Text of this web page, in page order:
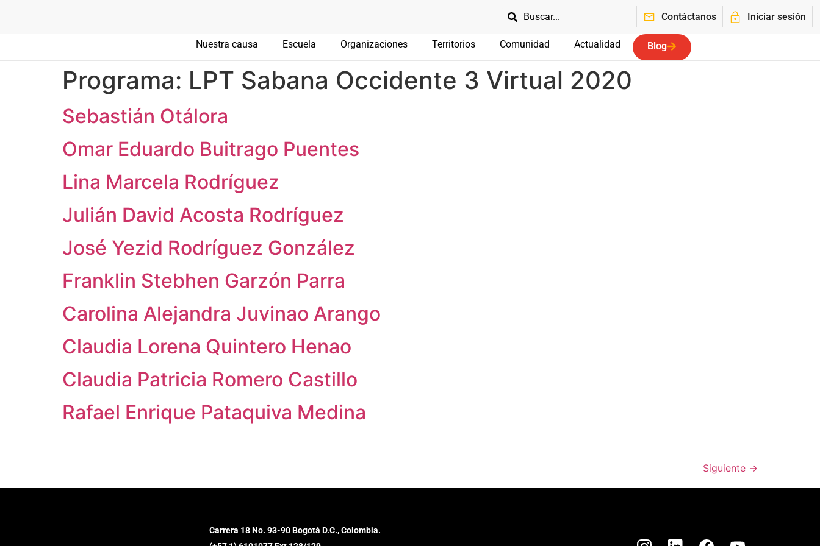
Contáctanos Iniciar sesión
Nuestra causa Escuela Organizaciones Territorios Comunidad Actualidad Blog
Programa: LPT Sabana Occidente 3 Virtual 2020
Sebastián Otálora
Omar Eduardo Buitrago Puentes
Lina Marcela Rodríguez
Julián David Acosta Rodríguez
José Yezid Rodríguez González
Franklin Stebhen Garzón Parra
Carolina Alejandra Juvinao Arango
Claudia Lorena Quintero Henao
Claudia Patricia Romero Castillo
Rafael Enrique Pataquiva Medina
Siguiente →
Carrera 18 No. 93-90 Bogotá D.C., Colombia.